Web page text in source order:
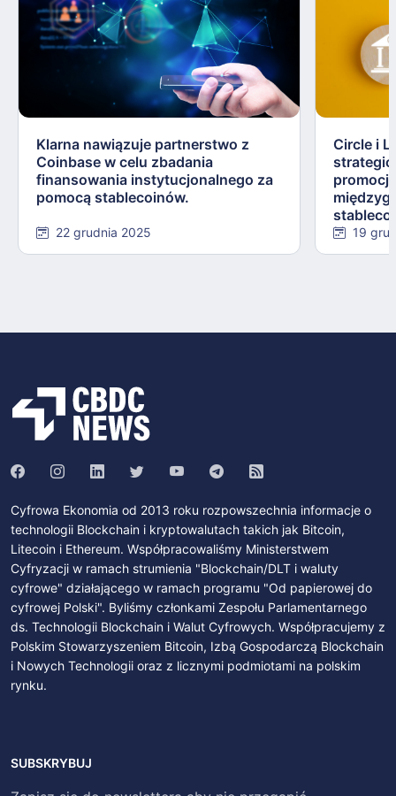
Klarna nawiązuje partnerstwo z
Coinbase w celu zbadania
finansowania instytucjonalnego za
pomocą stablecoinów.
22 grudnia 2025
Circle i
19
Cyfrowa Ekonomia od 2013 roku rozpowszechnia informacje o
technologii Blockchain i kryptowalutach takich jak Bitcoin,
Litecoin i Ethereum. Współpracowaliśmy Ministerstwem
Cyfryzacji w ramach strumienia "Blockchain/DLT i waluty
cyfrowe" działającego w ramach programu "Od papierowej do
cyfrowej Polski". Byliśmy członkami Zespołu Parlamentarnego
ds. Technologii Blockchain i Walut Cyfrowych. Współpracujemy z
Polskim Stowarzyszeniem Bitcoin, Izbą Gospodarczą Blockchain
i Nowych Technologii oraz z licznymi podmiotami na polskim
rynku.
SUBSKRYBUJ